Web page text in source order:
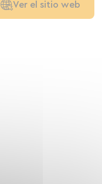
Ver el sitio web